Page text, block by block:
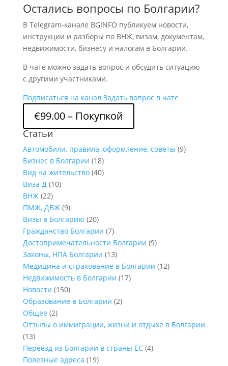
Остались вопросы по Болгарии?
В Telegram-канале BGINFO публикуем новости,
инструкции и разборы по ВНЖ, визам, документам,
недвижимости, бизнесу и налогам в Болгарии.
В чате можно задать вопрос и обсудить ситуацию
с другими участниками.
Подписаться на канал Задать вопрос в чате
€99.00 – Покупкой
Статьи
Автомобили, правила, оформление, советы (9)
Бизнес в Болгарии (18)
Вид на жительство(40)
Виза Д(10)
ВНЖ(22)
ПМЖ, ДВЖ(9)
Визы в Болгарию (20)
Гражданство Болгарии (7)
Достопримечательности Болгарии (9)
Законы, НПА Болгарии (13)
Медицина и страхование в Болгарии (12)
Недвижимость в Болгарии (17)
Новости (150)
Образование в Болгарии (2)
Общее (2)
Отзывы о иммиграции, жизни и отдыхе в Болгарии
(13)
Переезд из Болгарии в страны ЕС(4)
Полезные адреса (19)